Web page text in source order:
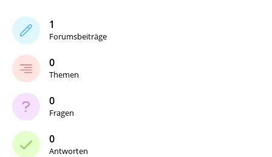
1
Forumsbeiträge
0
Themen
0
Fragen
0
Antworten